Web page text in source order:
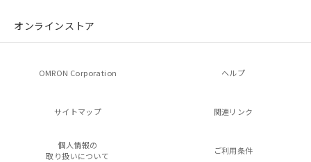
オンラインストア
OMRON Corporation ヘルプ
サイトマップ 関連リンク
個人情報の
取り扱いについて
ご利用条件